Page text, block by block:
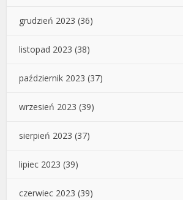
grudzień 2023 (36)
listopad 2023 (38)
październik 2023 (37)
wrzesień 2023 (39)
sierpień 2023 (37)
lipiec 2023 (39)
czerwiec 2023 (39)